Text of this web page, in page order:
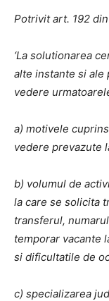
Potrivit art. 192
‘La solutionarea
alte instante si ale
vedere
a) motivele
vedere prevazute
b) volumul de
la care se solicita
transferul,
temporar vacante
si dificultatile de
c) specializarea